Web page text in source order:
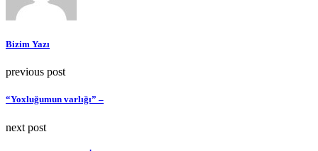
Bizim Yazı
previous post
“Yoxluğumun varlığı” –
next post